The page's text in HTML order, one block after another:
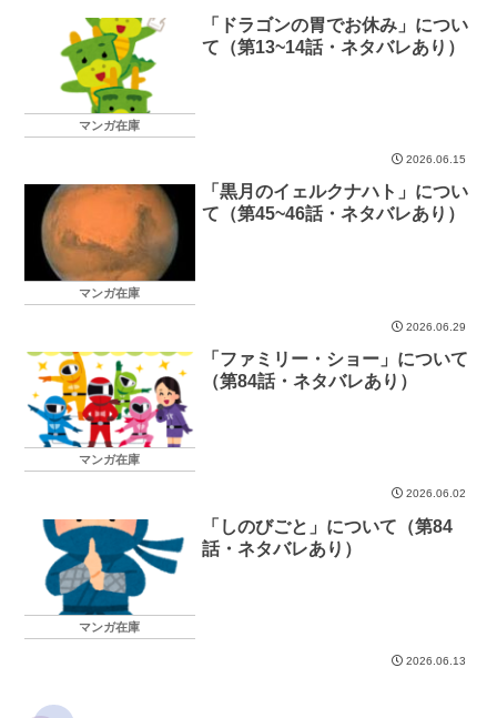
マンガ在庫
「ドラゴンの胃でお休み」につい
て（第13~14話・ネタバレあり）
2026.06.15
マンガ在庫
「黒月のイェルクナハト」につい
て（第45~46話・ネタバレあり）
2026.06.29
マンガ在庫
「ファミリー・ショー」について
（第84話・ネタバレあり）
2026.06.02
マンガ在庫
「しのびごと」について（第84
話・ネタバレあり）
2026.06.13